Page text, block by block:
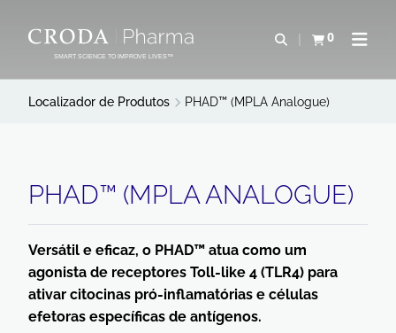
PARA
CONTEÚDO
PARA
MENU
SMART SCIENCE TO IMPROVE LIVES™
Abrir pesquisa
0
Exibir cestaAbrir
Localizador de Produtos PHAD™ (MPLA Analogue)
PHAD™ (MPLA ANALOGUE)
Versátil e eficaz, o PHAD™ atua como um
agonista de receptores Toll-like 4 (TLR4) para
ativar citocinas pró-inflamatórias e células
efetoras específicas de antígenos.